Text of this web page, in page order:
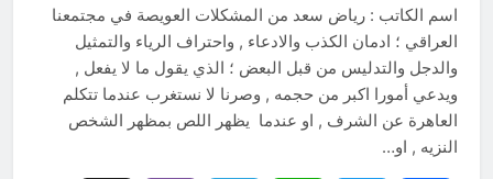
اسم الكاتب : رياض سعد من المشكلات العويصة في مجتمعنا
العراقي ؛ ادمان الكذب والادعاء , واحتراف الرياء والتمثيل
والدجل والتدليس من قبل البعض ؛ الذي يقول ما لا يفعل ,
ويدعي أمورا اكبر من حجمه , وصرنا لا نستغرب عندما تتكلم
العاهرة عن الشرف , او عندما يظهر اللص بمظهر الشخص
النزيه , او…